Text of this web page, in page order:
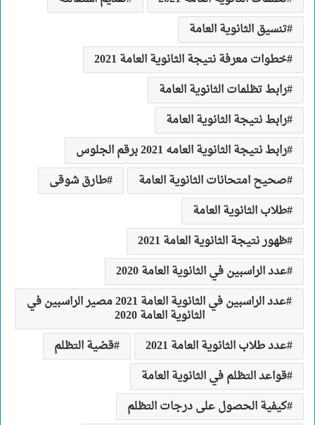
تنسيق الثانوية العامة
خطوات معرفة نتيجة الثانوية العامة 2021
رابط تظلمات الثانوية العامة
رابط نتيجة الثانوية العامة
رابط نتيجة الثانوية العامه 2021 برقم الجلوس
صحيح امتحانات الثانوية العامة
طارق شوقى
طلاب الثانوية العامة
ظهور نتيجة الثانوية العامة 2021
عدد الراسبين في الثانوية العامة 2020
عدد الراسبين في الثانوية العامة 2021 مصير الراسبين في
الثانوية العامة 2020
عدد طلاب الثانوية العامة 2021
قضية التظلم
قواعد التظلم في الثانوية العامة
كيفية الحصول على درجات التظلم